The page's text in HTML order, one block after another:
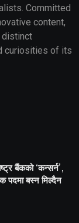
Committed
content,
distinct
curiosities of its
बैंकको ‘कन्सर्न’,
पदमा बस्न मिल्दैन